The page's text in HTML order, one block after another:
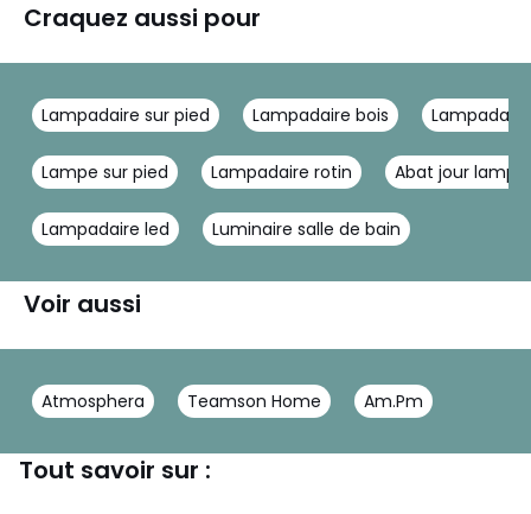
Craquez aussi pour
Lampadaire sur pied Lampadaire bois
Lampe sur pied Lampadaire rotin Abat jour
Lampadaire led Luminaire salle de bain
Voir aussi
Atmosphera Teamson Home Am.Pm
Tout savoir sur :